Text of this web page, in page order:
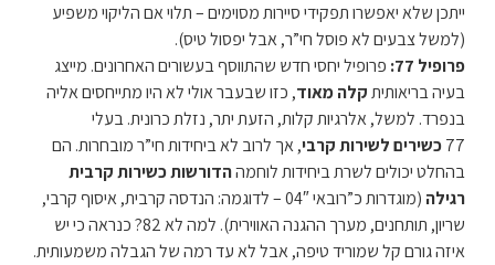
ייתכן שלא יאפשרו תפקידי סיירות מסוימים – תלוי אם הליקוי משפיע
(למשל צבעים לא פוסל חי”ר, אבל יפסול טיס).
פרופיל 77:
פרופיל יחסי חדש שהתווסף בעשורים האחרונים. מייצג
בעיה בריאותיתקלה מאוד, כזו שבעבר אולי לא היו מתייחסים אליה
בנפרד. למשל, אלרגיות קלות, הזעת יתר, נזלת כרונית. בעלי
77כשירים לשירות קרבי, אך לרוב לא ביחידות חי”ר מובחרות. הם
בהחלט יכולים לשרת ביחידות לוחמההדורשות כשירות קרבית
רגילה
(מוגדרות כ”רובאי 04″ – לדוגמה: הנדסה קרבית, איסוף קרבי,
שריון, תותחנים, מערך ההגנה האווירית). למה לא 82? כנראה כי יש
איזה גורם קל שמוריד טיפה, אבל לא עד רמה של הגבלה משמעותית.